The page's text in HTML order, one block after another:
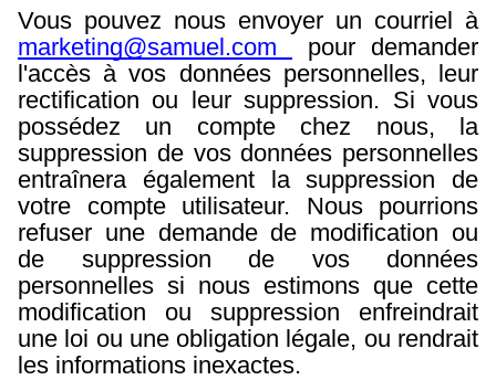
Vous pouvez nous envoyer un courriel à
marketing@samuel.com
pour demander
l'accès à vos données personnelles, leur
rectification ou leur suppression. Si vous
possédez un compte chez nous, la
suppression de vos données personnelles
entraînera également la suppression de
votre compte utilisateur. Nous pourrions
refuser une demande de modification ou
de suppression de vos données
personnelles si nous estimons que cette
modification ou suppression enfreindrait
une loi ou une obligation légale, ou rendrait
les informations inexactes.